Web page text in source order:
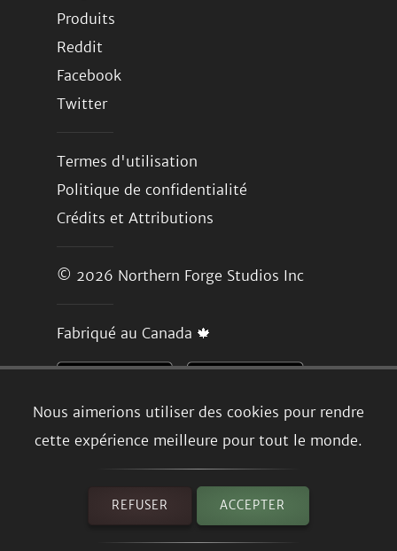
Nous aimerions utiliser des cookies pour rendre
cette expérience meilleure pour tout le monde.
REFUSER ACCEPTER
Produits
Reddit
Facebook
Twitter
Termes d'utilisation
Politique de confidentialité
Crédits et Attributions
© 2026 Northern Forge Studios Inc
Fabriqué au Canada 🍁